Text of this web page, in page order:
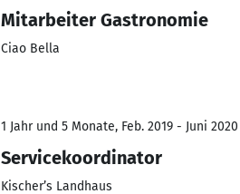
Mitarbeiter Gastronomie
Ciao Bella
1 Jahr und 5 Monate, Feb. 2019 - Juni 2020
Servicekoordinator
Kischer’s Landhaus